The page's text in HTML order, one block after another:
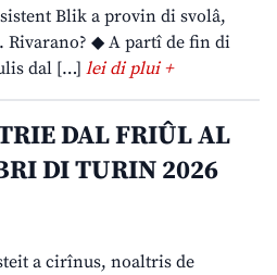
Blik a provin di svolâ,
Rivarano? ◆ A partî de fin di
dal […] lei di plui +
DAL FRIÛL AL
DI TURIN 2026
a cirînus, noaltris de